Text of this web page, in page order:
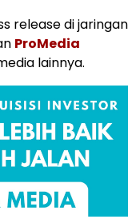
release di jaringan
ProMedia
lainnya.